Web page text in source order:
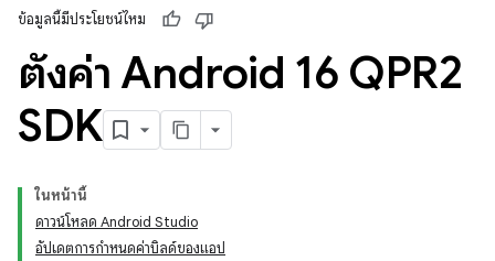
ข้อมูลนี้มีประโยชน์ไหม
ตั้งค่า Android 16 QPR2
SDK
ในหน้านี้
ดาวน์โหลด Android Studio
อัปเดตการกำหนดค่าบิลด์ของแอป